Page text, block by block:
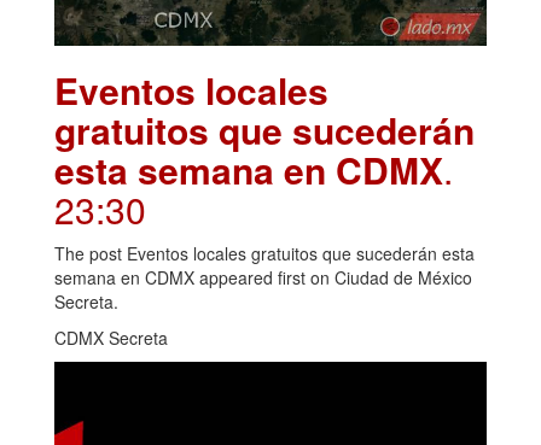
Eventos locales
gratuitos que sucederán
esta semana en CDMX.
23:30
The post Eventos locales gratuitos que sucederán esta
semana en CDMX appeared first on Ciudad de México
Secreta.
CDMX Secreta